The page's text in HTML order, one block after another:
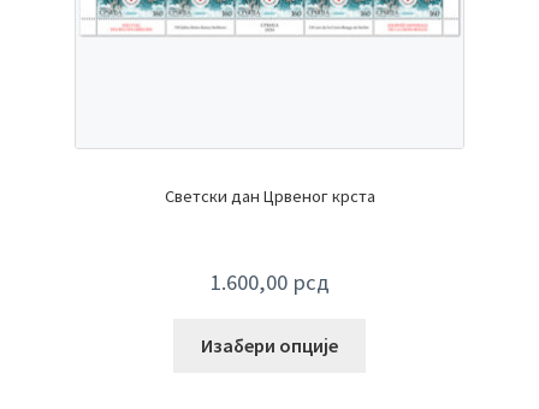
Светски дан Црвеног крста
1.600,00 рсд
Изабери опције